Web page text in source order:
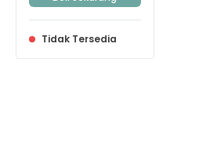
Tidak Tersedia